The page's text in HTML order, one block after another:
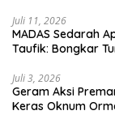
Juli 11, 2026
MADAS Sedarah
Taufik: Bongkar
Juli 3, 2026
Geram Aksi Premanisme , Sekjen DPP